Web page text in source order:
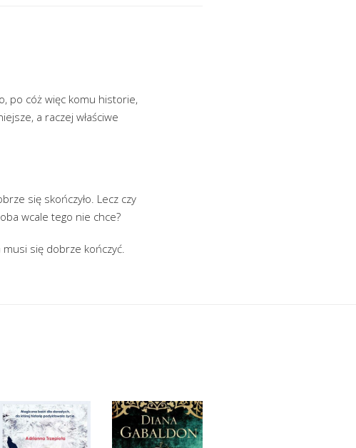
po cóż więc komu historie,
a raczej właściwe
się skończyło. Lecz czy
wcale tego nie chce?
się dobrze kończyć.